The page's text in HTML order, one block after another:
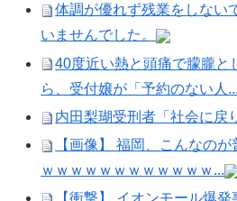
体調が優れず残業をしない
いませんでした。
40度近い熱と頭痛で朦朧と
ら、受付嬢が「予約のない人...
内田梨瑚受刑者「社会に戻
【画像】 福岡、こんなの
ｗｗｗｗｗｗｗｗｗｗｗｗ...